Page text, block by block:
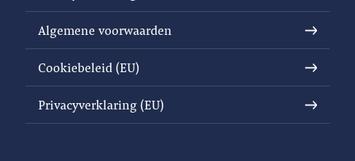
Algemene voorwaarden
Cookiebeleid (EU)
Privacyverklaring (EU)